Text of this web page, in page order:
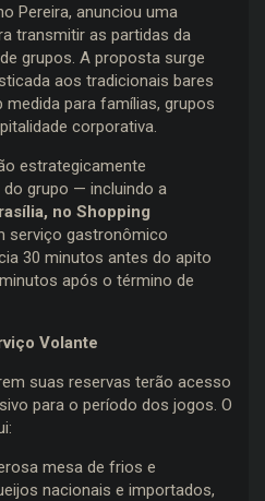
Pereira, anunciou uma
transmitir as partidas da
grupos. A proposta surge
aos tradicionais bares
para famílias, grupos
corporativa.
estrategicamente
grupo — incluindo a
no Shopping
serviço gastronômico
30 minutos antes do apito
após o término de
Volante
suas reservas terão acesso
para o período dos jogos. O
mesa de frios e
nacionais e importados,